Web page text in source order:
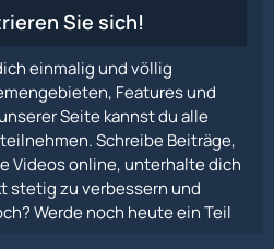
Sie sich!
einmalig und völlig
Features und
Seite kannst du alle
Schreibe Beiträge,
Videos online, unterhalte dich
stetig zu verbessern und
Werde noch heute ein Teil